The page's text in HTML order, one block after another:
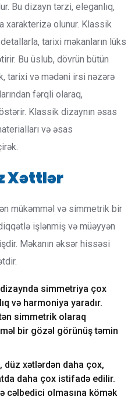
Bu dizayn tərzi, eleganlıq,
xarakterizə olunur. Klassik
tarixi məkanların lüks
Bu üslub, dövrün bütün
tarixi və mədəni irsi nəzərə
fərqli olaraq,
Klassik dizaynın əsas
və əsas
Xəttlər
mükəmməl və simmetrik bir
işlənmiş və müəyyən
Məkanın əksər hissəsi
simmetriya çox
və harmoniya yaradır.
simmetrik olaraq
bir gözəl görünüş təmin
düz xətlərdən daha çox,
daha çox istifadə edilir.
cəlbedici olmasına kömək